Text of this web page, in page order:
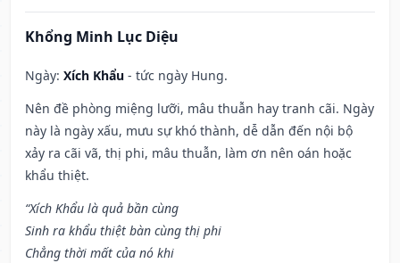
Khổng Minh Lục Diệu
Ngày: Xích Khẩu - tức ngày Hung.
Nên đề phòng miệng lưỡi, mâu thuẫn hay tranh cãi. Ngày
này là ngày xấu, mưu sự khó thành, dễ dẫn đến nội bộ
xảy ra cãi vã, thị phi, mâu thuẫn, làm ơn nên oán hoặc
khẩu thiệt.
“Xích Khẩu là quả bần cùng
Sinh ra khẩu thiệt bàn cùng thị phi
Chẳng thời mất của nó khi